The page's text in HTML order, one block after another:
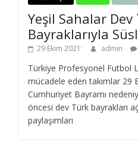
Yeşil Sahalar
Bayraklarıyla
29 Ekim 2021 admin
Türkiye Profesyonel Futbol
mücadele eden takımlar 29
Cumhuriyet Bayramı
öncesi dev Türk bayrakları
paylaşımları